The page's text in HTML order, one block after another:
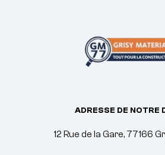
ADRESSE DE NOTRE
12 Rue de la Gare, 77166